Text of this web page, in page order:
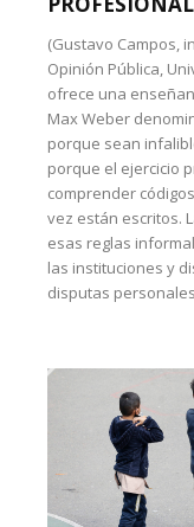
(Gustavo Campos,
Opinión Pública,
ofrece una
Max Weber
porque sean
porque el ejercicio
comprender
vez están escritos.
esas reglas
las instituciones y
disputas